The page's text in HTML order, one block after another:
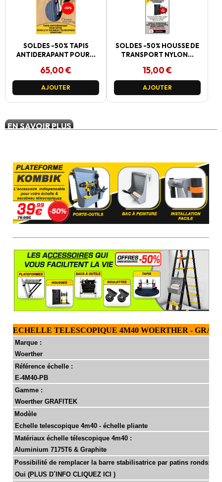
SOLDES -50% TAPIS
ANTIDERAPANT POUR...
65,00 €
AJOUTER
SOLDES -50% HOUSSE DE
TRANSPORT NYLON...
15,00 €
AJOUTER
EN SAVOIR PLUS
ECHELLE TELESCOPIQUE 4M40 WOERTHER -
Marque :
Woerther
Référence échelle :
E-4M40-PB
Gamme :
Woerther GRAFITEK
Modèle
Echelle telescopique 4m40 - échelle pliante
Matériaux échelle télescopique 4m40 :
Aluminium 7175T6 & Graphite
Possibilité de remplacer la barre stabilisatrice par patins ronds:
Oui (PLUS D´INFO CLIQUEZ ICI )